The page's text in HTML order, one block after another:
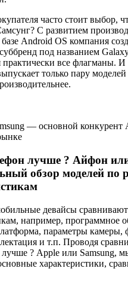
часто стоит выбор,
С развитием
Android OS компания
под названием
все флагманы. И
только пару
— основной конкурент
лучше ? Айфон
обзор моделей по
девайсы
например, программное
параметры камеры,
и т.п. Проводя
? Apple или Samsung,
характеристики,